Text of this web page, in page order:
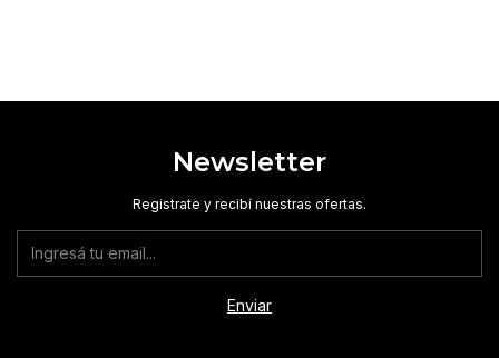
Newsletter
Registrate y recibí nuestras ofertas.